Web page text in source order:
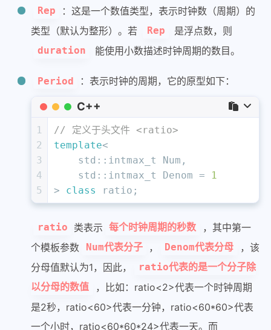
Rep
：这是一个数值类型，表示时钟数（周期）的
类型（默认为整形）。若
Rep 是浮点数，则
duration 能使用小数描述时钟周期的数目。
Period ：表示时钟的周期，它的原型如下：
C++
1
2
3
4
5
// 定义于头文件 <ratio>
template<
    std::
intmax_t
Num,
    std::
intmax_t Denom = 1
> class ratio;
ratio 类表示 每个时钟周期的秒数
，其中第一
个模板参数
Num代表分子 ， Denom代表分母
，该
分母值默认为1，因此，
ratio代表的是一个分子除
以分母的数值
，比如：ratio<2>代表一个时钟周期
是2秒，ratio<60>代表一分钟，ratio<60*60>代表
一个小时，ratio<60*60*24>代表一天。而